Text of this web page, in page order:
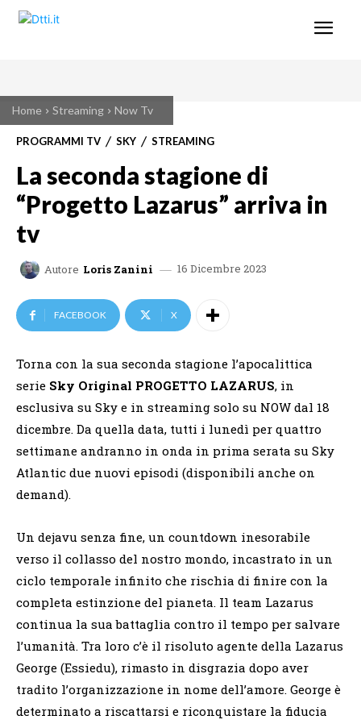
Home Streaming Now Tv
PROGRAMMI TV SKY STREAMING
La seconda stagione di
“Progetto Lazarus” arriva in
tv
Autore Loris Zanini 16 Dicembre 2023
FACEBOOK X
Torna con la sua seconda stagione l’apocalittica
serie Sky Original PROGETTO LAZARUS, in
esclusiva su Sky e in streaming solo su NOW dal 18
dicembre. Da quella data, tutti i lunedì per quattro
settimane andranno in onda in prima serata su Sky
Atlantic due nuovi episodi (disponibili anche on
demand).
Un dejavu senza fine, un countdown inesorabile
verso il collasso del nostro mondo, incastrato in un
ciclo temporale infinito che rischia di finire con la
completa estinzione del pianeta. Il team Lazarus
continua la sua battaglia contro il tempo per salvare
l’umanità. Tra loro c’è il risoluto agente della Lazarus
George (Essiedu), rimasto in disgrazia dopo aver
tradito l’organizzazione in nome dell’amore. George è
determinato a riscattarsi e riconquistare la fiducia